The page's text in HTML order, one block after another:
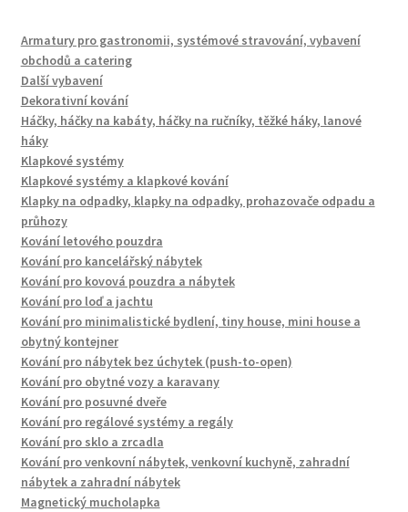
Armatury pro gastronomii, systémové stravování, vybavení
obchodů a catering
Další vybavení
Dekorativní kování
Háčky, háčky na kabáty, háčky na ručníky, těžké háky, lanové
háky
Klapkové systémy
Klapkové systémy a klapkové kování
Klapky na odpadky, klapky na odpadky, prohazovače odpadu a
průhozy
Kování letového pouzdra
Kování pro kancelářský nábytek
Kování pro kovová pouzdra a nábytek
Kování pro loď a jachtu
Kování pro minimalistické bydlení, tiny house, mini house a
obytný kontejner
Kování pro nábytek bez úchytek (push-to-open)
Kování pro obytné vozy a karavany
Kování pro posuvné dveře
Kování pro regálové systémy a regály
Kování pro sklo a zrcadla
Kování pro venkovní nábytek, venkovní kuchyně, zahradní
nábytek a zahradní nábytek
Magnetický mucholapka